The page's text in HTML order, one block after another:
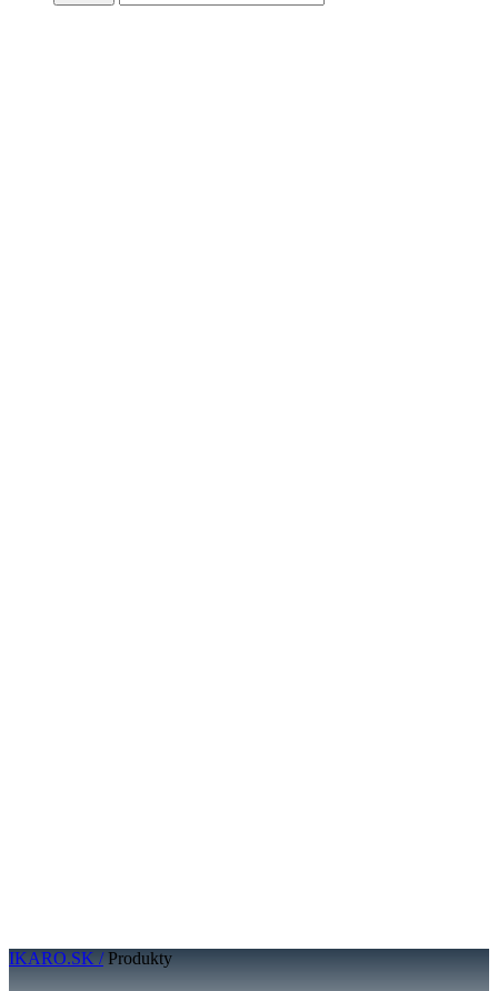
IKARO.SK /Produkty